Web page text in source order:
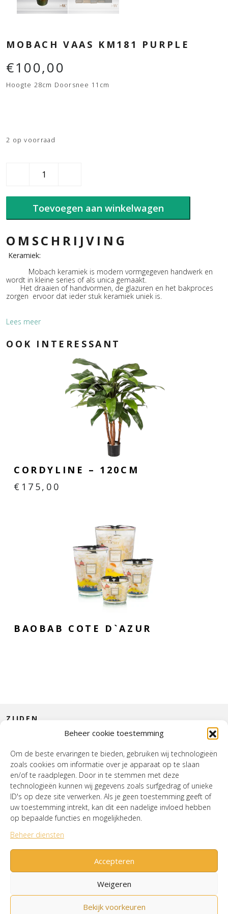
Beheer cookie toestemming
Om de beste ervaringen te bieden, gebruiken wij technologieën
zoals cookies om informatie over je apparaat op te slaan
en/of te raadplegen. Door in te stemmen met deze
technologieën kunnen wij gegevens zoals surfgedrag of unieke
ID's op deze site verwerken. Als je geen toestemming geeft of
uw toestemming intrekt, kan dit een nadelige invloed hebben
op bepaalde functies en mogelijkheden.
Beheer diensten
Accepteren
Weigeren
Bekijk voorkeuren
MOBACH VAAS KM181 PURPLE
€100,00
Hoogte 28cm Doorsnee 11cm
2 op voorraad
Toevoegen aan winkelwagen
OMSCHRIJVING
Keramiek:
Mobach keramiek is modern vormgegeven handwerk en
wordt in kleine series of als unica gemaakt.
Het draaien of handvormen, de glazuren en het bakproces
zorgen ervoor dat ieder stuk keramiek uniek is.
Glazuur:
De glazuren, volgens eigen receptuur, zijn mineralen,
edelmetalen en oxiden gemengd met
glasgrondstoffen en eventueel mattering middelen.
Mobach keramiek dankt haar chique uitstraling aan de
exclusieve glazuren die naar eigen receptuur worden
samengesteld. Door de hoge stooktemperatuur is Mobach
keramiek zowel binnen als buiten toe te passen.
Lees meer
OOK INTERESSANT
CORDYLINE – 120CM
€ 175,00
BAOBAB COTE D`AZUR
HOUSE OF WURPEL
OPENINGSTIJDEN
ZIJDEN
INTERIEUR
Verzenden & RetournerenCookiebeleid (EU)
Mijn account
© House of Wurpel 2026 - Proudly made by